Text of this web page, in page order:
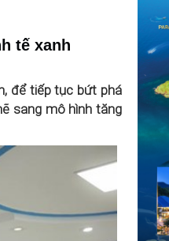
tế xanh
để tiếp tục bứt phá
sang mô hình tăng